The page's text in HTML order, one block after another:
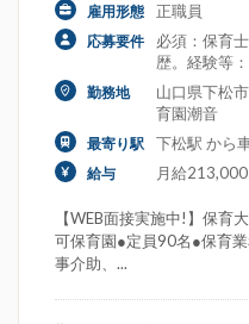
雇用形態 正職員
応募要件
必須：保育
歴。経験等：
勤務地
山口県下松
育園潮音
最寄り駅 下松駅 から
給与 月給
【WEB面接実施中!】保育
可保育園●定員90名●保育
事介助、...